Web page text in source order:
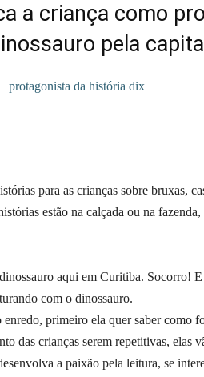
a criança como
pela
para as crianças sobre bruxas,
estão na calçada ou na
aqui em Curitiba. Socorro!
com o dinossauro.
primeiro ela quer saber como
das crianças serem repetitivas, elas
a paixão pela leitura, se